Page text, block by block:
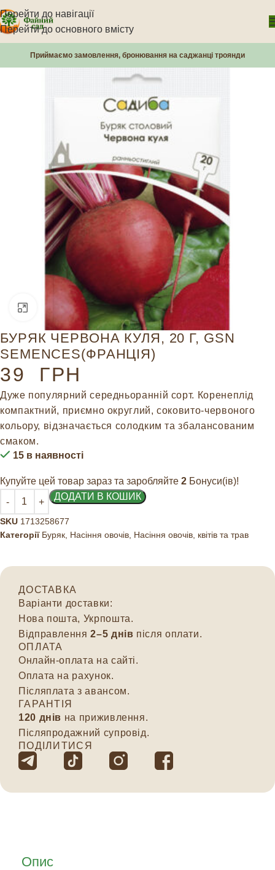
Перейти до навігації
Перейти до основного вмісту
Приймаємо замовлення, бронювання на саджанці троянди
Натисніть, щоб збільшити
БУРЯК ЧЕРВОНА КУЛЯ, 20 Г, GSN
SEMENCES(ФРАНЦІЯ)
39 ГРН
Дуже популярний середньоранній сорт. Коренеплід
компактний, приємно округлий, соковито-червоного
кольору, відзначається солодким та збалансованим
смаком.
15 в наявності
Купуйте цей товар зараз та заробляйте 2 Бонуси(ів)!
ДОДАТИ В КОШИК
SKU 1713258677
Категорії Буряк Насіння овочів Насіння овочів, квітів та трав
ДОСТАВКА
Варіанти доставки:
Нова пошта, Укрпошта.
Відправлення2–5 днів після оплати.
ОПЛАТА
Онлайн-оплата на сайті.
Оплата на рахунок.
Післяплата з авансом.
ГАРАНТІЯ
120 днів на приживлення.
Післяпродажний супровід.
ПОДІЛИТИСЯ
Опис